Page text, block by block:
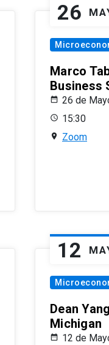
26
Marco
Business
26 de
15:30
Zoom
12
Dean
Michigan
12 de